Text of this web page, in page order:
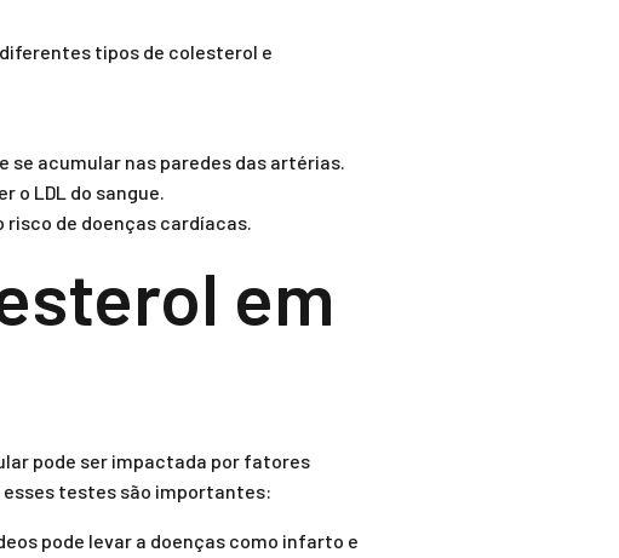
tipos de colesterol e
se acumular nas paredes das artérias.
o LDL do sangue.
risco de doenças cardíacas.
em
pode ser impactada por fatores
esses testes são importantes:
pode levar a doenças como infarto e